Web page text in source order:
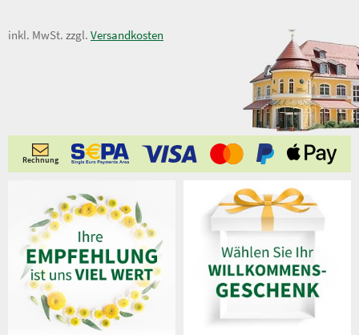
15,00 €
inkl. MwSt. zzgl. Versandkosten
Rechnung